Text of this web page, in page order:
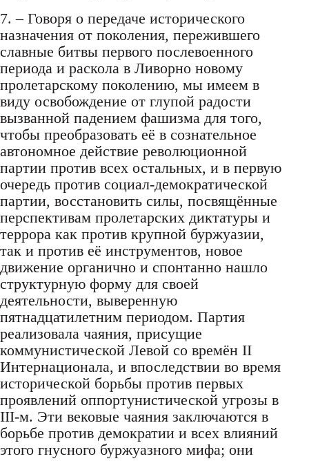
7. – Говоря о передаче исторического
назначения от поколения, пережившего
славные битвы первого послевоенного
периода и раскола в Ливорно новому
пролетарскому поколению, мы имеем в
виду освобождение от глупой радости
вызванной падением фашизма для того,
чтобы преобразовать её в сознательное
автономное действие революционной
партии против всех остальных, и в первую
очередь против социал-демократической
партии, восстановить силы, посвящённые
перспективам пролетарских диктатуры и
террора как против крупной буржуазии,
так и против её инструментов, новое
движение органично и спонтанно нашло
структурную форму для своей
деятельности, выверенную
пятнадцатилетним периодом. Партия
реализовала чаяния, присущие
коммунистической Левой со времён II
Интернационала, и впоследствии во время
исторической борьбы против первых
проявлений оппортунистической угрозы в
III-м. Эти вековые чаяния заключаются в
борьбе против демократии и всех влияний
этого гнусного буржуазного мифа; они